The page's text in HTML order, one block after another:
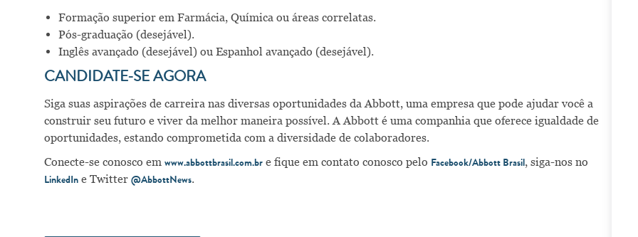
Formação superior em Farmácia, Química ou áreas correlatas.
Pós-graduação (desejável).
Inglês avançado (desejável) ou Espanhol avançado (desejável).
CANDIDATE-SE AGORA
Siga suas aspirações de carreira nas diversas oportunidades da Abbott, uma empresa que pode ajudar você a
construir seu futuro e viver da melhor maneira possível. A Abbott é uma companhia que oferece igualdade de
oportunidades, estando comprometida com a diversidade de colaboradores.
Conecte-se conosco em www.abbottbrasil.com.br e fique em contato conosco pelo Facebook/Abbott Brasil, siga-nos no
LinkedIn e Twitter @AbbottNews.